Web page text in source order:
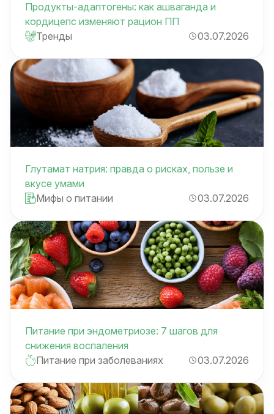
Продукты-адаптогены: как ашваганда и
кордицепс изменяют рацион ПП
Тренды
03.07.2026
Глутамат натрия: правда о рисках, пользе и
вкусе умами
Мифы о питании
03.07.2026
Питание при эндометриозе: 7 шагов для
снижения воспаления
Питание при заболеваниях
03.07.2026